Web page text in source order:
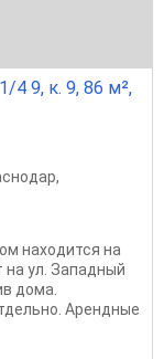
4 9, к. 9, 86 м²,
,
находится на
ул. Западный
дoма.
Aрендныe